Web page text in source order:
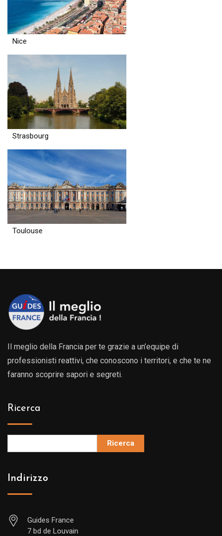
Nice
Strasbourg
Toulouse
Il meglio della Francia per te grazie a un’equipe di
professionisti reattivi, che conoscono i territori, e che te ne
faranno scoprire sapori e segreti.
Ricerca
Ricerca
Indirizzo
Guides France
7 bd de Louvain